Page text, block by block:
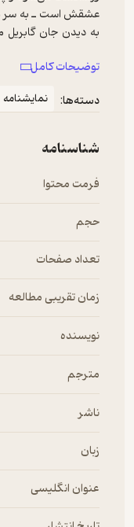
عشقش است ـ به سر
به دیدن جان گابریل
می‌آید. او که اینک
توضیحات کامل
دسته‌ها:
نمایشنامه
شناسنامه
فرمت محتوا
حجم
تعداد صفحات
زمان تقریبی مطالعه
نویسنده
مترجم
ناشر
زبان
عنوان انگلیسی